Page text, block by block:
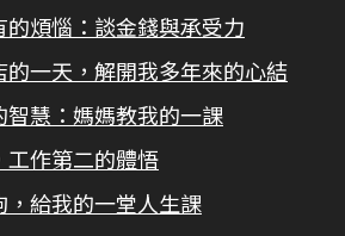
的煩惱：談金錢與承受力
的一天，解開我多年來的心結
智慧：媽媽教我的一課
工作第二的體悟
，給我的一堂人生課